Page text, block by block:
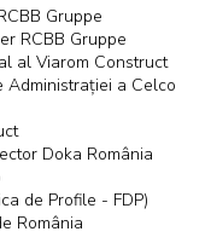
Gruppe
RCBB Gruppe
al Viarom Construct
Administrației a Celco
Doka România
de Profile - FDP)
România